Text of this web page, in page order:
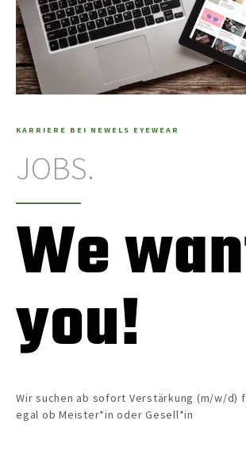
KARRIERE BEI NEWELS EYEWEAR
JOBS.
We
you!
Wir suchen ab sofort Verstärkung (m/w/d)
egal ob Meister*in oder Gesell*in